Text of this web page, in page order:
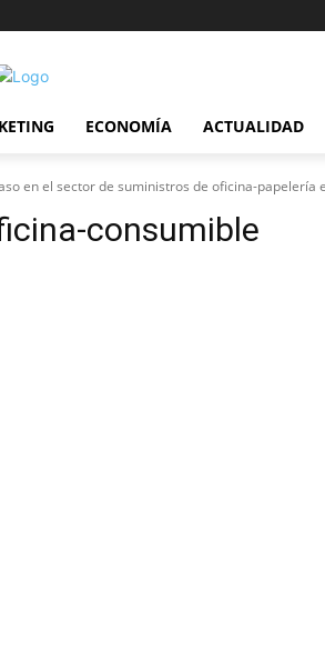
ECONOMÍA ACTUALIDAD
en el sector de suministros de oficina-papelería
consumible